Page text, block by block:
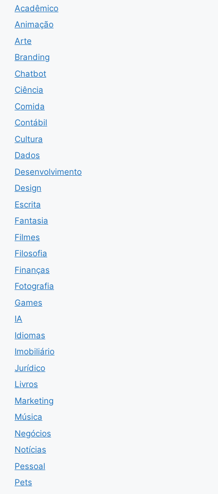
Acadêmico
Animação
Arte
Branding
Chatbot
Ciência
Comida
Contábil
Cultura
Dados
Desenvolvimento
Design
Escrita
Fantasia
Filmes
Filosofia
Finanças
Fotografia
Games
IA
Idiomas
Imobiliário
Jurídico
Livros
Marketing
Música
Negócios
Notícias
Pessoal
Pets